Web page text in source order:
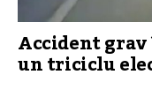
Accident
un triciclu